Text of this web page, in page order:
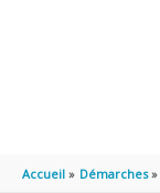
Accueil Démarches